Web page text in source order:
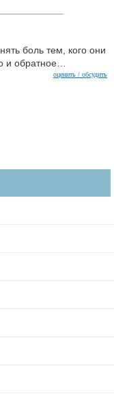
боль тем, кого они
и обратное…
оценить / обсудить